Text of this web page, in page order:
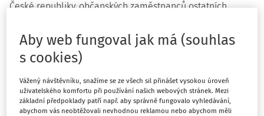
České republiky, občanských zaměstnanců ostatních
zřizovatelem je Ministerstvo obrany, a státních podniků,
jejichž zakladatelem je Ministerstvo obrany,4) (dále jen
"vojáci a občanští zaměstnanci") provádí oddělení nemocí
z povolání Ústřední vojenské nemocnice v Praze (dále jen
"vojenské středisko nemocí z povolání").
Aby web fungoval jak má (souhlas
s cookies)
Vážený návštěvníku, snažíme se ze všech sil přinášet vysokou úroveň
uživatelského komfortu při používání našich webových stránek. Mezi
základní předpoklady patří např. aby správně fungovalo vyhledávání,
abychom vás neobtěžovali nevhodnou reklamou nebo abychom měli